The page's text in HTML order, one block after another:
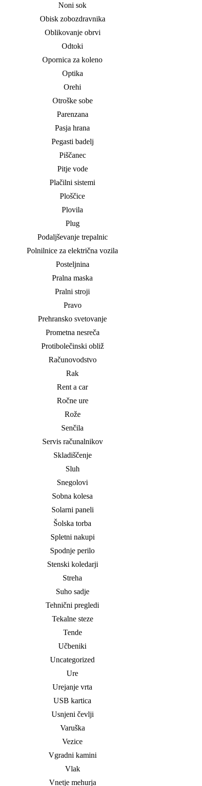
Noni sok
Obisk zobozdravnika
Oblikovanje obrvi
Odtoki
Opornica za koleno
Optika
Orehi
Otroške sobe
Parenzana
Pasja hrana
Pegasti badelj
Piščanec
Pitje vode
Plačilni sistemi
Ploščice
Plovila
Plug
Podaljševanje trepalnic
Polnilnice za električna vozila
Posteljnina
Pralna maska
Pralni stroji
Pravo
Prehransko svetovanje
Prometna nesreča
Protibolečinski obliž
Računovodstvo
Rak
Rent a car
Ročne ure
Rože
Senčila
Servis računalnikov
Skladiščenje
Sluh
Snegolovi
Sobna kolesa
Solarni paneli
Šolska torba
Spletni nakupi
Spodnje perilo
Stenski koledarji
Streha
Suho sadje
Tehnični pregledi
Tekalne steze
Tende
Učbeniki
Uncategorized
Ure
Urejanje vrta
USB kartica
Usnjeni čevlji
Varuška
Vezice
Vgradni kamini
Vlak
Vnetje mehurja